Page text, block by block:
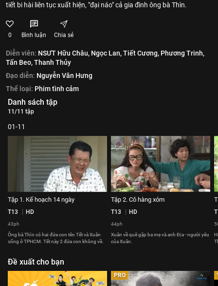
tiết bi hài liên tục xuất hiện, "đại náo" cả gia đình ông bà Thìn.
0 Bình luận Chia sẻ
Diễn viên: NSƯT Hữu Châu, Ngọc Lan,Tiết Cương, Phương Trinh,
Tấn Beo,Thanh Thủy
Đạo diễn: Nguyễn Văn Hưng
Thể loại: Phim tình cảm
Danh sách tập
11/11 tập
01-11
Tập 1. Kế hoạch 14 ngày
T13 HD
43ph
Ông bà Thìn có hai đứa con tên Tết và Xuân
sống ở TPHCM. Tết này 2 đứa con không về.
Tập 2. Cô hàng xóm
T13 HD
44ph
Xuân về quê gặp ba mẹ và anh Địa - người yêu
của Xuân.
Đề xuất cho bạn
PRO